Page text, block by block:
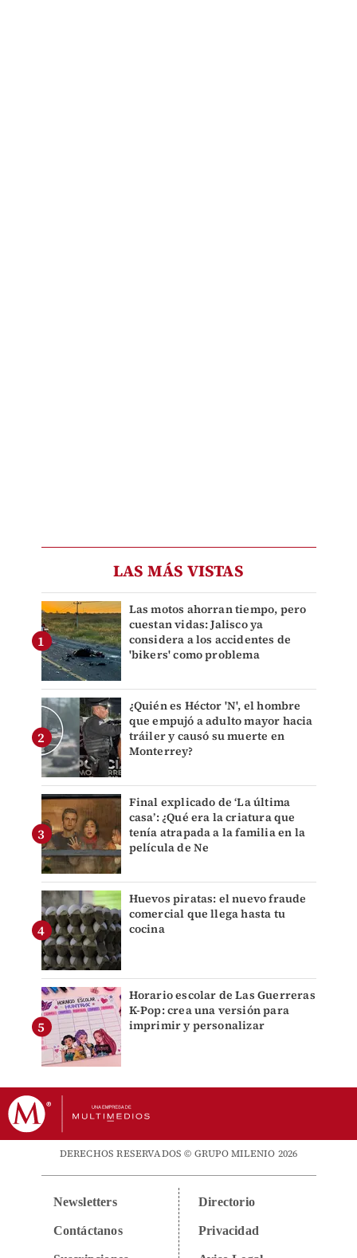
LAS MÁS VISTAS
Las motos ahorran tiempo, pero
cuestan vidas: Jalisco ya
considera a los accidentes de
'bikers' como problema
¿Quién es Héctor 'N', el hombre
que empujó a adulto mayor hacia
tráiler y causó su muerte en
Monterrey?
Final explicado de ‘La última
casa’: ¿Qué era la criatura que
tenía atrapada a la familia en la
película de Ne
Huevos piratas: el nuevo fraude
comercial que llega hasta tu
cocina
Horario escolar de Las Guerreras
K-Pop: crea una versión para
imprimir y personalizar
DERECHOS RESERVADOS © GRUPO MILENIO 2026
Newsletters
Contáctanos
Directorio
Privacidad